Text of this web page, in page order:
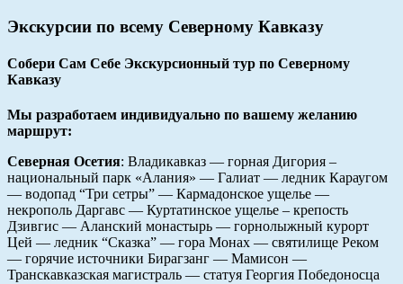
Экскурсии по всему Северному Кавказу
Собери Сам Себе Экскурсионный тур по Северному
Кавказу
Мы разработаем индивидуально по вашему желанию
маршрут:
Северная Осетия: Владикавказ — горная Дигория –
национальный парк «Алания» — Галиат — ледник Караугом
— водопад “Три сетры” — Кармадонское ущелье —
некрополь Даргавс — Куртатинское ущелье – крепость
Дзивгис — Аланский монастырь — горнолыжный курорт
Цей — ледник “Сказка” — гора Монах — святилище Реком
— горячие источники Бирагзанг — Мамисон —
Транскавказская магистраль — статуя Георгия Победоносца